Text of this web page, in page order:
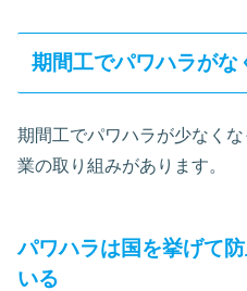
期間工でパワハラがな
期間工でパワハラが少なく
業の取り組みがあります。
パワハラは国を挙げて
いる